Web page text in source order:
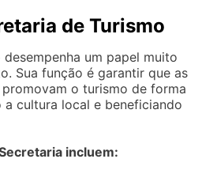
de Turismo
um papel muito
Sua função é garantir que as
o turismo de forma
cultura local e beneficiando
incluem: